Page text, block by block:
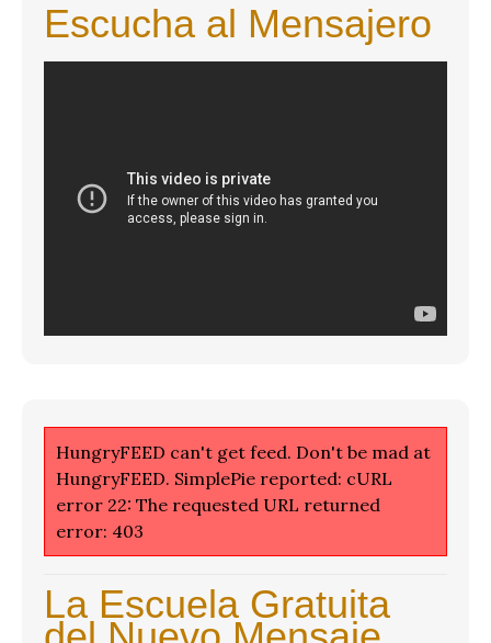
Escucha al Mensajero
HungryFEED can't get feed. Don't be mad at
HungryFEED. SimplePie reported: cURL
error 22: The requested URL returned
error: 403
La Escuela Gratuita